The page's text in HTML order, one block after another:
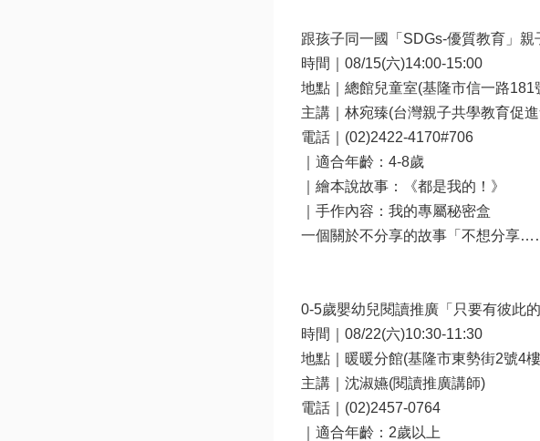
跟孩子同一國「SDGs-優質教育」親
時間｜08/15(六)14:00-15:00
地點｜總館兒童室(基隆市信一路181
主講｜林宛臻(台灣親子共學教育促
電話｜(02)2422-4170#706
｜適合年齡：4-8歲
｜繪本說故事：《都是我的！》
｜手作內容：我的專屬秘密盒
一個關於不分享的故事「不想分享
0-5歲嬰幼兒閱讀推廣「只要有彼此
時間｜08/22(六)10:30-11:30
地點｜暖暖分館(基隆市東勢街2號4
主講｜沈淑嬿(閱讀推廣講師)
電話｜(02)2457-0764
｜適合年齡：2歲以上